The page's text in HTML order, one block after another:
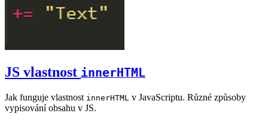
JS vlastnost innerHTML
Jak funguje vlastnost innerHTML v JavaScriptu. Různé způsoby
vypisování obsahu v JS.